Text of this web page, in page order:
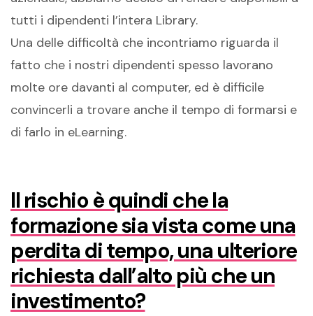
tutti i dipendenti l’intera Library.
Una delle difficoltà che incontriamo riguarda il
fatto che i nostri dipendenti spesso lavorano
molte ore davanti al computer, ed è difficile
convincerli a trovare anche il tempo di formarsi e
di farlo in eLearning.
Il rischio è quindi che la
formazione sia vista come una
perdita di tempo, una ulteriore
richiesta dall’alto più che un
investimento?